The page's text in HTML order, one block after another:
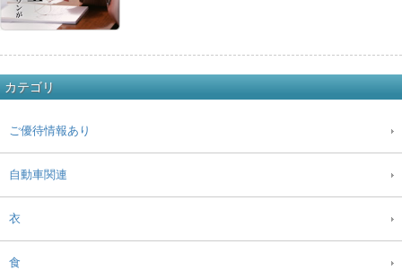
カテゴリ
ご優待情報あり
自動車関連
衣
食